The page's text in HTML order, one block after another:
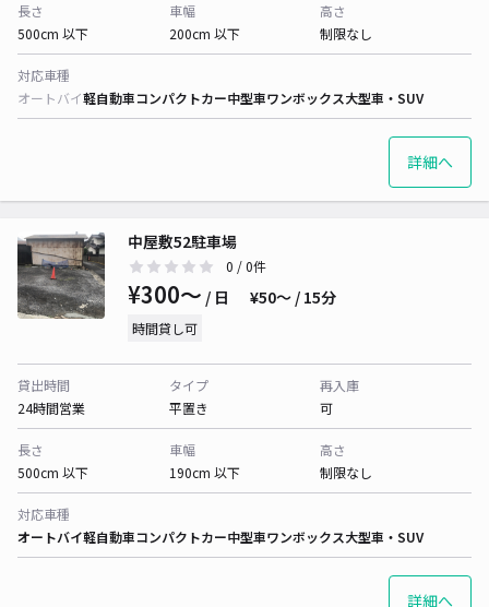
長さ
500cm 以下
車幅
200cm 以下
高さ
制限なし
対応車種
オートバイ軽自動車コンパクトカー中型車ワンボックス大型車・SUV
詳細へ
中屋敷52駐車場
0 / 0件
¥300〜 / 日 ¥50〜 / 15分
時間貸し可
貸出時間
24時間営業
タイプ
平置き
再入庫
可
長さ
500cm 以下
車幅
190cm 以下
高さ
制限なし
対応車種
オートバイ軽自動車コンパクトカー中型車ワンボックス大型車・SUV
詳細へ